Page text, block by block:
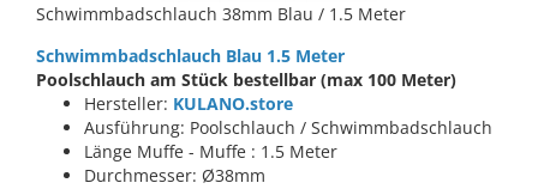
Schwimmbadschlauch 38mm Blau / 1.5 Meter
Schwimmbadschlauch Blau 1.5 Meter
Poolschlauch am Stück bestellbar (max 100 Meter)
Hersteller: KULANO.store
Ausführung: Poolschlauch / Schwimmbadschlauch
Länge Muffe - Muffe : 1.5 Meter
Durchmesser: Ø38mm